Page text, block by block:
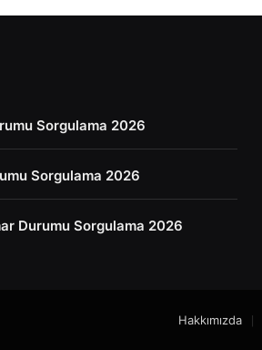
Sorgulama 2026
Sorgulama 2026
Durumu Sorgulama 2026
Hakkımızda